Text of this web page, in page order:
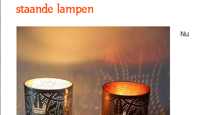
staande lampen
Nu